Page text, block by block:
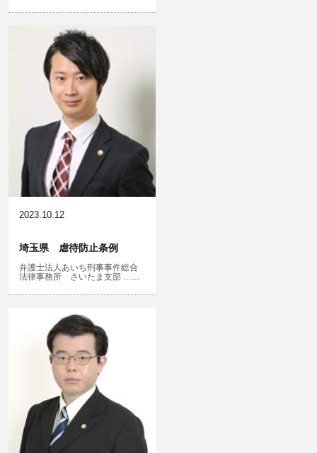
公務執行妨害
ネット犯罪
銃刀法違反
風営法・風適法違反
文書偽造・偽造文書行使
不正競争防止法
住居侵入等
名誉棄損・侮辱
2023.10.12
埼玉県 虐待防止条例
弁護士法人あいち刑事事件総合
法律事務所 さいたま支部 ……